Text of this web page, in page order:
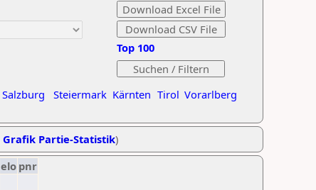
Salzburg Steiermark Kärnten Tirol Vorarlberg
Top 100
Grafik Partie-Statistik)
elo pnr